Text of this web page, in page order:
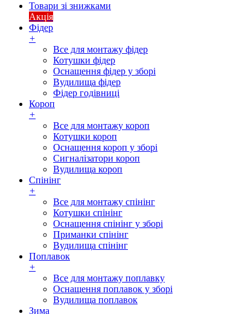
Товари зі знижками
Акція
Фідер
+
Все для монтажу фідер
Котушки фідер
Оснащення фідер у зборі
Вудилища фідер
Фідер годівниці
Короп
+
Все для монтажу короп
Котушки короп
Оснащення короп у зборі
Сигналізатори короп
Вудилища короп
Спінінг
+
Все для монтажу спінінг
Котушки спінінг
Оснащення спінінг у зборі
Приманки спінінг
Вудилища спінінг
Поплавок
+
Все для монтажу поплавку
Оснащення поплавок у зборі
Вудилища поплавок
Зима